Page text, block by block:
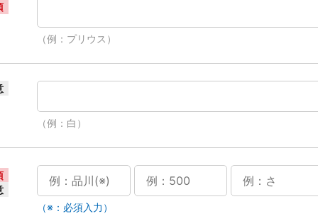
（例：プリウス）
（例：白）
（※：必須入力）